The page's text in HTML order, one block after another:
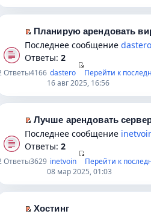
в
о
у
н
е
р
о
и
т
а
н
о
й
т
е
в
о
е
р
о
е
т
и
р
о
м
Планирую арендовать
Последнее сообщение dastero
Ответы: 2
Ответы4166 dastero
Перейти к
16 авг 2025, 16:56
е
т
и
Лучше арендовать
Последнее сообщение
Ответы: 2
Ответы3629 inetvoin
Перейти к
08 мар 2025, 01:03
Хостинг